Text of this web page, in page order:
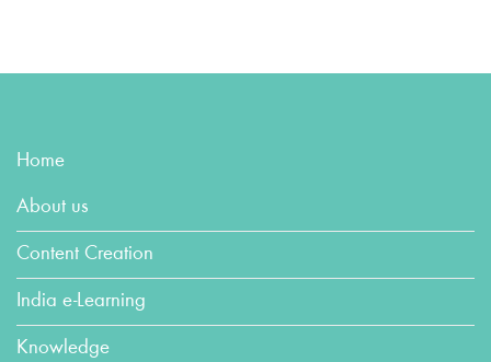
Home
About us
Content Creation
India e-Learning
Knowledge